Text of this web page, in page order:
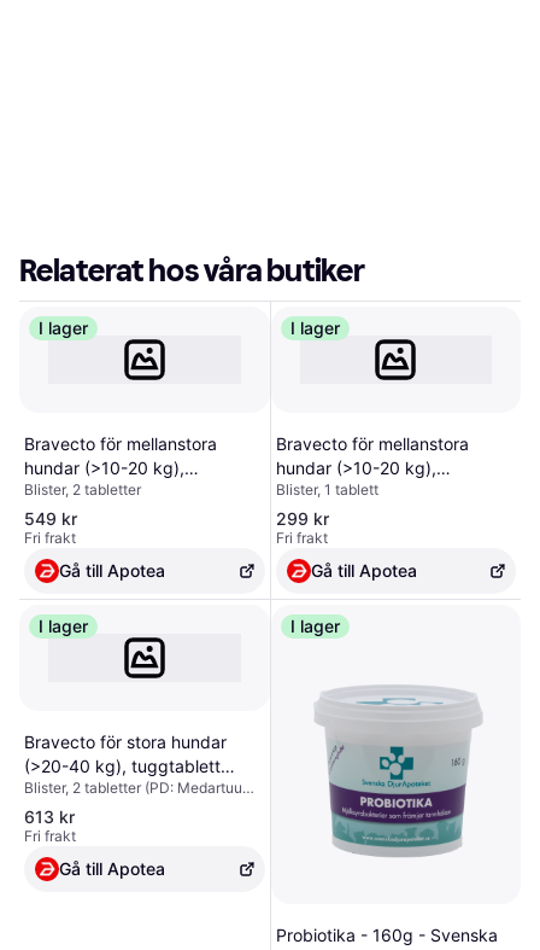
Relaterat hos våra butiker
I lager
Bravecto för mellanstora
hundar (>10-20 kg),
tuggtablett 500 mg MSD
Animal, varunr 597222
Blister, 2 tabletter
549 kr
Fri frakt
Gå till Apotea
I lager
Bravecto för mellanstora
hundar (>10-20 kg),
tuggtablett 500 mg MSD
Animal, varunr 060776
Blister, 1 tablett
299 kr
Fri frakt
Gå till Apotea
I lager
Bravecto för stora hundar
(>20-40 kg), tuggtablett
1000 mg Medartuum AB,
varunr 372455
Blister, 2 tabletter (PD: Medartuum
AB)
613 kr
Fri frakt
Gå till Apotea
I lager
Probiotika - 160g - Svenska